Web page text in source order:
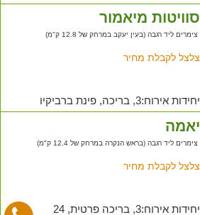
סוויטות מיאמור
צימרים ליד רגבה (בעין יעקב במרחק של 12.8 ק"מ)
צלצל לקבלת מחיר
יחידות אירוח:3, בריכה, פינת ברביקיו
יאמה
צימרים ליד רגבה (בראש הנקרה במרחק של 12.4 ק"מ)
צלצל לקבלת מחיר
יחידות אירוח:3, בריכה פרטית, 24